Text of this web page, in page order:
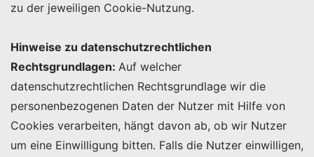
zu der jeweiligen Cookie-Nutzung.
Hinweise zu datenschutzrechtlichen
Rechtsgrundlagen: Auf welcher
datenschutzrechtlichen Rechtsgrundlage wir die
personenbezogenen Daten der Nutzer mit Hilfe von
Cookies verarbeiten, hängt davon ab, ob wir Nutzer
um eine Einwilligung bitten. Falls die Nutzer einwilligen,